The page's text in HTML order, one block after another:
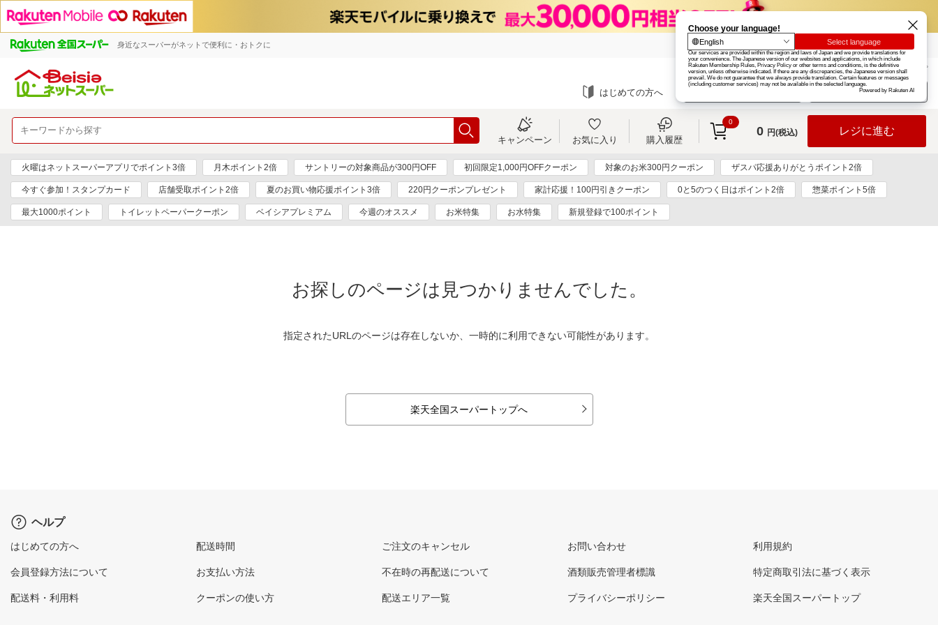
身近なスーパーがネットで便利に・おトクに 楽天グループ カード
お知らせ ヘルプ
はじめての方へ ログイン
キャンペーン お気に入り 購入履歴
0
0 円(税込) レジに進む
火曜はネットスーパーアプリでポイント3倍 月木ポイント2倍 サントリーの対象商品が300円OFF 初回限定1,000円OFFクーポン 対象のお米300円クーポン ザスパ応援ありがとうポイント2倍
今すぐ参加！スタンプカード 店舗受取ポイント2倍 夏のお買い物応援ポイント3倍 220円クーポンプレゼント 家計応援！100円引きクーポン 0と5のつく日はポイント2倍 惣菜ポイント5倍
最大1000ポイント トイレットペーパークーポン ベイシアプレミアム 今週のオススメ お米特集 お水特集 新規登録で100ポイント
お探しのページは見つかりませんでした。
指定されたURLのページは存在しないか、一時的に利用できない可能性があります。
楽天全国スーパートップへ
ヘルプ
はじめての方へ
会員登録方法について
配送料・利用料
配送時間
お支払い方法
クーポンの使い方
ご注文のキャンセル
不在時の再配送について
配送エリア一覧
お問い合わせ
酒類販売管理者標識
プライバシーポリシー
利用規約
特定商取引法に基づく表示
楽天全国スーパートップ